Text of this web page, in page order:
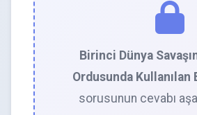
Birinci Dünya
Ordusunda Kullanılan
sorusunun cevabı